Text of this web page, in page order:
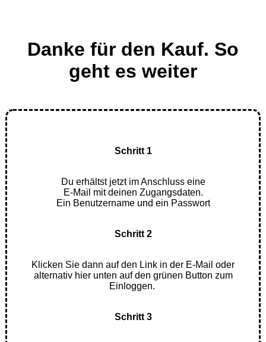
Danke für den Kauf. So
geht es weiter
Schritt 1
Du erhältst jetzt im Anschluss eine
E-Mail mit deinen Zugangsdaten.
Ein Benutzername und ein Passwort
Schritt 2
Klicken Sie dann auf den Link in der E-Mail oder
alternativ hier unten auf den grünen Button zum
Einloggen.
Schritt 3